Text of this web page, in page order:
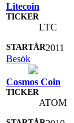
Litecoin
LTC
2011
Besök
Cosmos Coin
ATOM